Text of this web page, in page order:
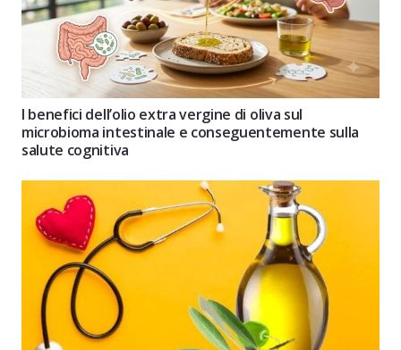
I benefici dell’olio extra vergine di oliva sul
microbioma intestinale e conseguentemente sulla
salute cognitiva